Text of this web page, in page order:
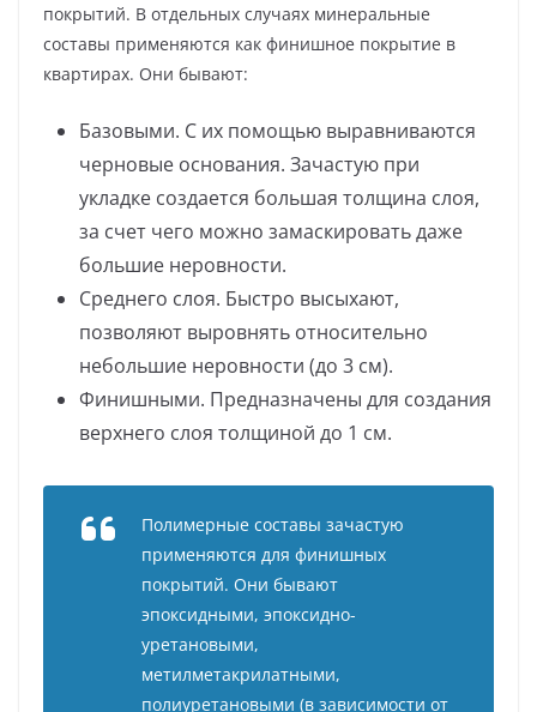
покрытий. В отдельных случаях минеральные
составы применяются как финишное покрытие в
квартирах. Они бывают:
Базовыми. С их помощью выравниваются
черновые основания. Зачастую при
укладке создается большая толщина слоя,
за счет чего можно замаскировать даже
большие неровности.
Среднего слоя. Быстро высыхают,
позволяют выровнять относительно
небольшие неровности (до 3 см).
Финишными. Предназначены для создания
верхнего слоя толщиной до 1 см.
Полимерные составы зачастую
применяются для финишных
покрытий. Они бывают
эпоксидными, эпоксидно-
уретановыми,
метилметакрилатными,
полиуретановыми (в зависимости от